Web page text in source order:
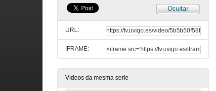
Ocultar
URL:
IFRAME:
Vídeos da mesma serie
Obradoiro de Rap
Conclusions sobre o audiovisual galego
Presentación dos ponentes
7 de abr. de 2011